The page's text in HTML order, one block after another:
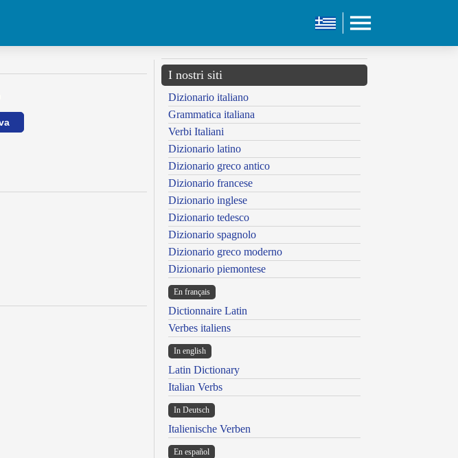
I nostri siti
Dizionario italiano
Grammatica italiana
Verbi Italiani
Dizionario latino
Dizionario greco antico
Dizionario francese
Dizionario inglese
Dizionario tedesco
Dizionario spagnolo
Dizionario greco moderno
Dizionario piemontese
En français
Dictionnaire Latin
Verbes italiens
In english
Latin Dictionary
Italian Verbs
In Deutsch
Italienische Verben
En español